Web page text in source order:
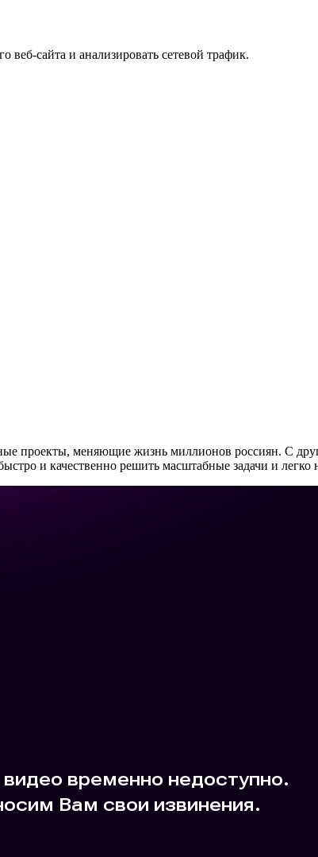
сайта и анализировать сетевой трафик.
проекты, меняющие жизнь миллионов россиян. С
и качественно решить масштабные задачи и легко